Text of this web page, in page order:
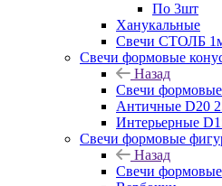
По 3шт
Ханукальные
Свечи СТОЛБ
Свечи формовые
Назад
Свечи
Античные D20
Интерьерные
Свечи формовые
Назад
Свечи